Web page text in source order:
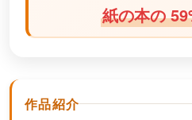
紙の本の
作品紹介